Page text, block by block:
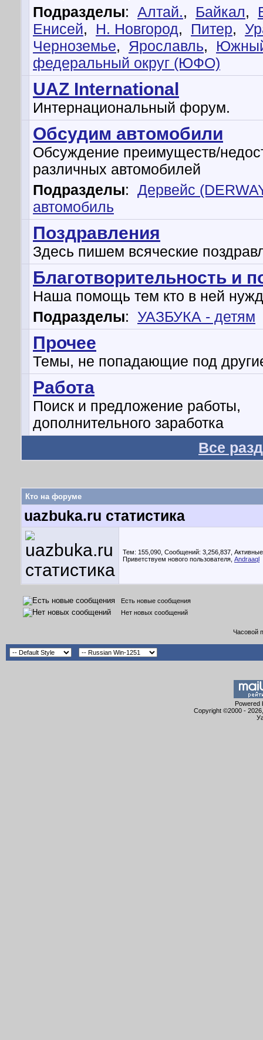
Подразделы: Алтай., Байкал,
Енисей, Н. Новгород, Питер,
Черноземье, Ярославль,
федеральный округ (ЮФО)
UAZ International
Интернациональный форум.
Обсудим автомобили
Обсуждение преимуществ/
различных автомобилей
Подразделы: Дервейс
автомобиль
Поздравления
Здесь пишем всяческие
Благотворительность и
Наша помощь тем кто в ней
Подразделы: УАЗБУКА - детям
Прочее
Темы, не попадающие под
Работа
Поиск и предложение работы,
дополнительного заработка
Все
Кто на форуме
uazbuka.ru статистика
Тем: 155,090, Сообщений: 3,256,837,
Приветствуем нового пользователя, Andraaql
Есть новые сообщения
Нет новых сообщений
Часовой
Powered
Copyright ©2000 -